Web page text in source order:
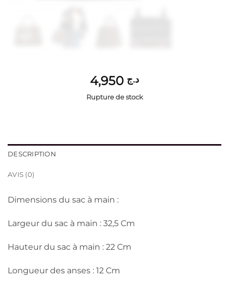
د.ج
Rupture de stock
DESCRIPTION
AVIS (0)
Dimensions du sac à main :
Largeur du sac à main : 32,5 Cm
Hauteur du sac à main : 22 Cm
Longueur des anses : 12 Cm